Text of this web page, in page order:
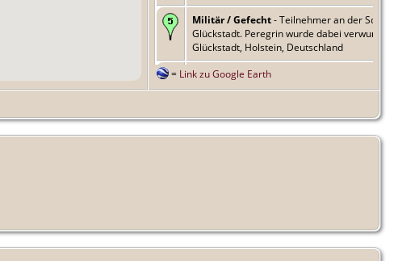
Militär / Gefecht- Teilnehmer an der Schlacht bei
Glückstadt. Peregrin wurde dabei verwundet. -
Glückstadt, Holstein, Deutschland
Militär / Gefecht
bei Nördlingen
6 Sep 1634 - Schlachtfeld Nördlingen, Bayern,
Beruf / Beschäftigung- Landeshauptmann -
Uri, Schweiz
= Link zu Google Earth